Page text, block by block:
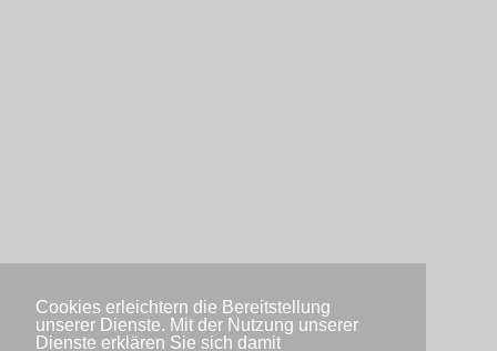
Cookies erleichtern die Bereitstellung
unserer Dienste. Mit der Nutzung unserer
Dienste erklären Sie sich damit